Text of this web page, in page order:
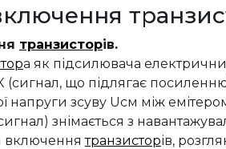
транзисторів.
а як підсилювача
(сигнал, що підлягає
напруги зсуву Uсм між
знімається з
включеннятранзисторів,